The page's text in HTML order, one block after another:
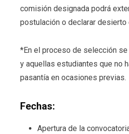
comisión designada podrá
postulación o declarar desierto
*En el proceso de selección
y aquellas estudiantes que no
pasantía en ocasiones previas.
Fechas:
Apertura de la